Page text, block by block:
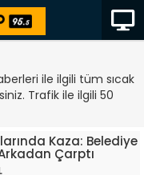
ile ilgili tüm sıcak
Trafik ile ilgili 50
Kaza: Belediye
Çarptı